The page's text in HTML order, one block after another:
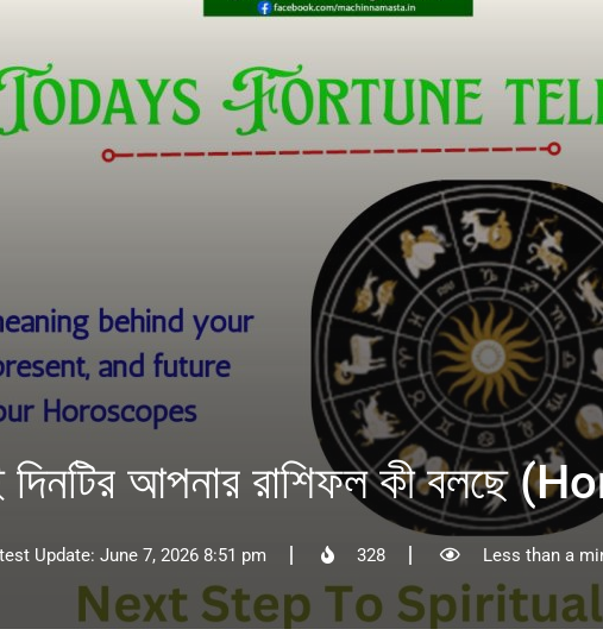
আপনার রাশিফল কী বলছে
Update: June 7, 2026 8:51 pm 328 Less than a